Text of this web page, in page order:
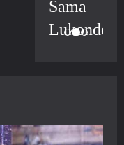
Sama
Lukonde